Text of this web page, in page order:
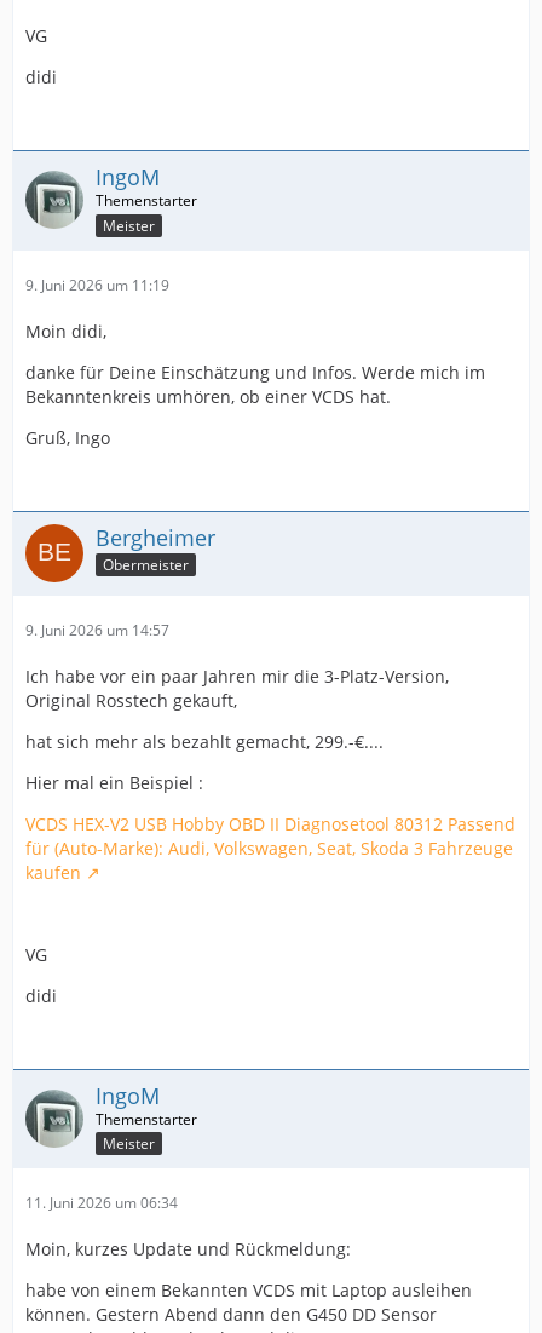
VG
didi
IngoM
Meister
9. Juni 2026 um 11:19
Moin didi,
danke für Deine Einschätzung und Infos. Werde mich im
Bekanntenkreis umhören, ob einer VCDS hat.
Gruß, Ingo
Bergheimer
Obermeister
9. Juni 2026 um 14:57
Ich habe vor ein paar Jahren mir die 3-Platz-Version,
Original Rosstech gekauft,
hat sich mehr als bezahlt gemacht, 299.-€....
Hier mal ein Beispiel :
VCDS HEX-V2 USB Hobby OBD II Diagnosetool 80312 Passend
für (Auto-Marke): Audi, Volkswagen, Seat, Skoda 3 Fahrzeuge
kaufen
VG
didi
IngoM
Meister
11. Juni 2026 um 06:34
Moin, kurzes Update und Rückmeldung:
habe von einem Bekannten VCDS mit Laptop ausleihen
können. Gestern Abend dann den G450 DD Sensor